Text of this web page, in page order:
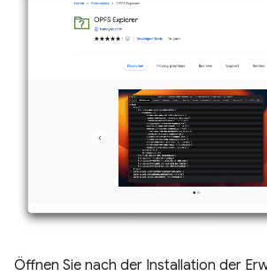
Öffnen Sie nach der Installation der